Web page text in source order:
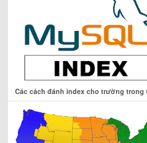
Các cách đánh index cho trường trong